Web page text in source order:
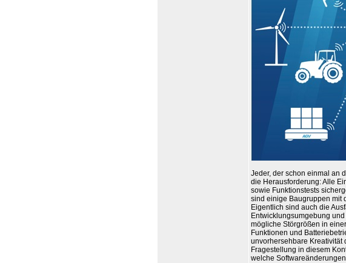
Jeder, der schon einmal an
die Herausforderung: Alle
sowie Funktionstests
sind einige Baugruppen mit
Eigentlich sind auch die
Entwicklungsumgebung
mögliche Störgrößen in
Funktionen und
unvorhersehbare Kreativität
Fragestellung in diesem
welche